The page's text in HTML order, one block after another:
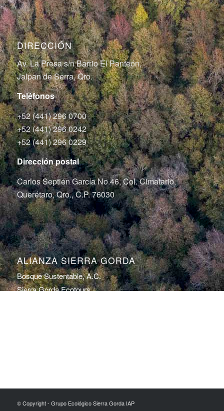
DIRECCIÓN
Av. La Presa s/n Barrio El Panteón,
Jalpan de Serra, Qro.
Teléfonos
+52 (441) 296 0700
+52 (441) 296 0242
+52 (441) 296 0229
Dirección postal
Carlos Septién García No.46, Col. Cimatario,
Querétaro, Qro., C.P. 76030
ALIANZA SIERRA GORDA
Bosque Sustentable, A.C.
Sierra Gorda Ecotours
© Copyright - Grupo Ecológico Sierra Gorda IAP